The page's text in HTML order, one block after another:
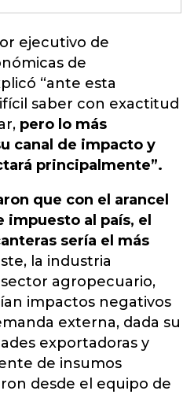
ejecutivo de
de
“ante esta
saber con exactitud
pero lo más
canal de impacto y
principalmente”.
que con el arancel
impuesto al país, el
sería el más
la industria
agropecuario,
impactos negativos
externa, dada su
exportadoras y
de insumos
desde el equipo de